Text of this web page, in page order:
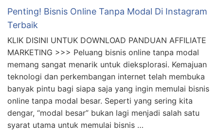
Penting! Bisnis Online Tanpa Modal Di Instagram
Terbaik
KLIK DISINI UNTUK DOWNLOAD PANDUAN AFFILIATE
MARKETING >>> Peluang bisnis online tanpa modal
memang sangat menarik untuk dieksplorasi. Kemajuan
teknologi dan perkembangan internet telah membuka
banyak pintu bagi siapa saja yang ingin memulai bisnis
online tanpa modal besar. Seperti yang sering kita
dengar, “modal besar” bukan lagi menjadi salah satu
syarat utama untuk memulai bisnis …